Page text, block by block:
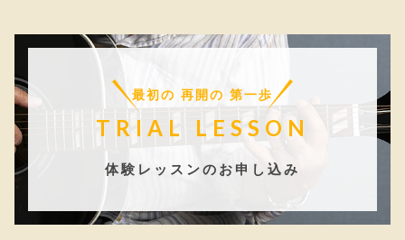
最初の 再開の 第一歩
TRIAL LESSON
体験レッスンのお申し込み